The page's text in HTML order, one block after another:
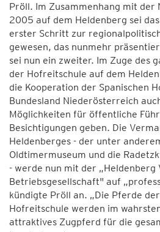
Pröll. Im Zusammenhang mit der
2005 auf dem Heldenberg sei
erster Schritt zur
gewesen, das nunmehr
sei nun ein zweiter. Im Zuge des
der Hofreitschule auf dem
die Kooperation der Spanischen
Bundesland Niederösterreich
Möglichkeiten für öffentliche
Besichtigungen geben. Die
Heldenberges - der unter
Oldtimermuseum und die
- werde nun mit der „Heldenberg
Betriebsgesellschaft" auf
kündigte Pröll an. „Die Pferde
Hofreitschule werden im
attraktives Zugpferd für die